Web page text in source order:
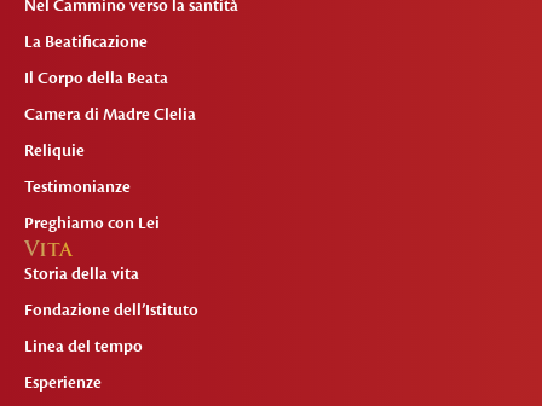
Nel Cammino verso la santità
La Beatificazione
Il Corpo della Beata
Camera di Madre Clelia
Reliquie
Testimonianze
Preghiamo con Lei
Vita
Storia della vita
Fondazione dell’Istituto
Linea del tempo
Esperienze